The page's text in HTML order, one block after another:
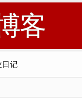
客
记